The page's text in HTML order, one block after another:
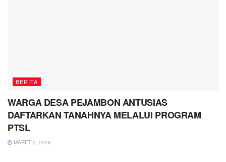
BERITA
WARGA DESA PEJAMBON ANTUSIAS
DAFTARKAN TANAHNYA MELALUI PROGRAM
PTSL
MARET 2, 2026